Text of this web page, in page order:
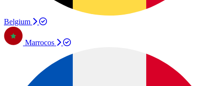
Belgium
Marrocos